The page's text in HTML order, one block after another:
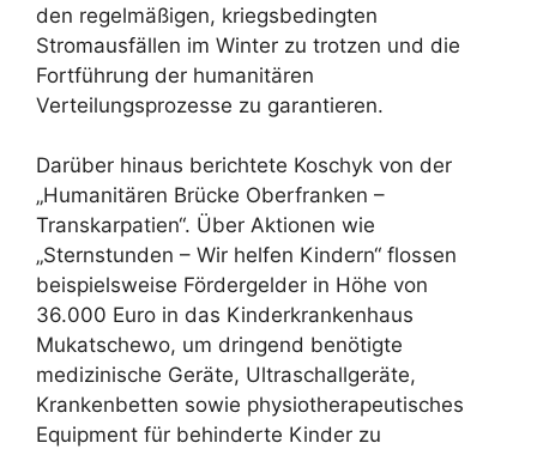
den regelmäßigen, kriegsbedingten
Stromausfällen im Winter zu trotzen und die
Fortführung der humanitären
Verteilungsprozesse zu garantieren.
Darüber hinaus berichtete Koschyk von der
„Humanitären Brücke Oberfranken –
Transkarpatien“. Über Aktionen wie
„Sternstunden – Wir helfen Kindern“ flossen
beispielsweise Fördergelder in Höhe von
36.000 Euro in das Kinderkrankenhaus
Mukatschewo, um dringend benötigte
medizinische Geräte, Ultraschallgeräte,
Krankenbetten sowie physiotherapeutisches
Equipment für behinderte Kinder zu